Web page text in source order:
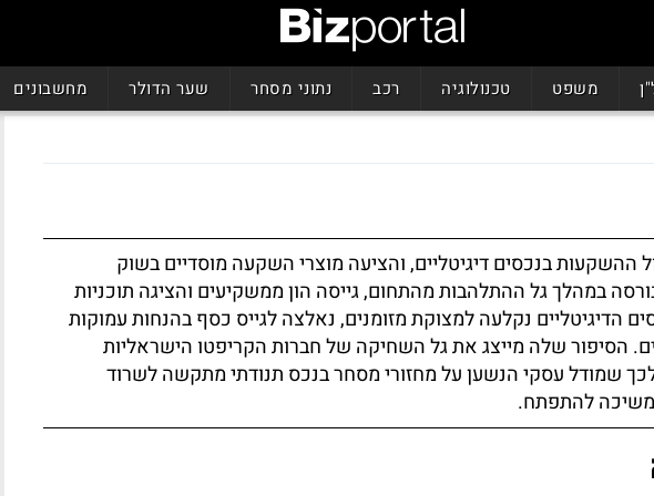
משפט טכנולוגיה רכב נתוני מסחר שער הדולר מחשבונים
בנכסים דיגיטליים, והציעה מוצרי השקעה מוסדיים בשוק
במהלך גל ההתלהבות מהתחום, גייסה הון ממשקיעים והציגה תוכניות
הדיגיטליים נקלעה למצוקת מזומנים, נאלצה לגייס כסף בהנחות עמוקות
הסיפור שלה מייצג את גל השחיקה של חברות הקריפטו הישראליות
שמודל עסקי הנשען על מחזורי מסחר בנכס תנודתי מתקשה לשרוד
להתפתח.